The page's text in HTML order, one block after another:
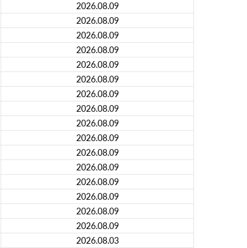
2026.08.09
2026.08.09
2026.08.09
2026.08.09
2026.08.09
2026.08.09
2026.08.09
2026.08.09
2026.08.09
2026.08.09
2026.08.09
2026.08.09
2026.08.09
2026.08.09
2026.08.09
2026.08.09
2026.08.03